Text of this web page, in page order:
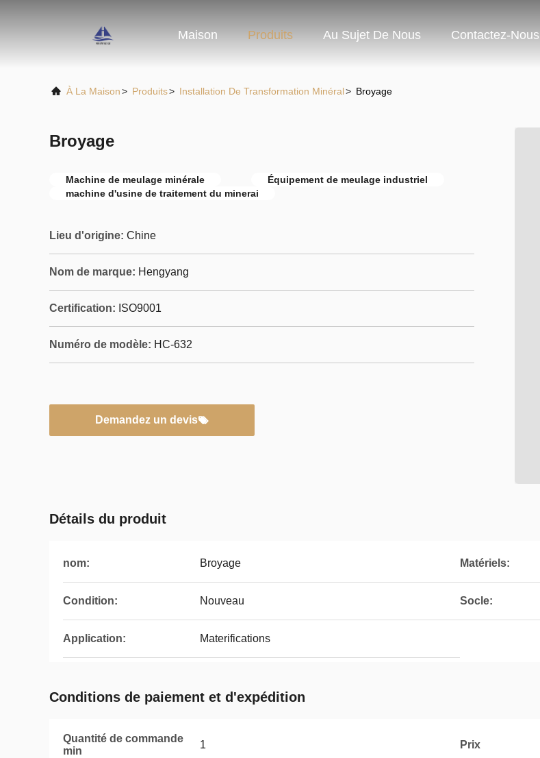
Maison Produits Au Sujet De Nous Contactez-Nous
À La Maison> Produits> Installation De Transformation Minéral> Broyage
Broyage
Machine de meulage minérale
Équipement de meulage industriel
machine d'usine de traitement du minerai
Lieu d'origine: Chine
Nom de marque: Hengyang
Certification: ISO9001
Numéro de modèle: HC-632
Demandez un devis
Détails du produit
nom: Broyage Matériels:
Condition: Nouveau Socle:
Application: Materifications
Conditions de paiement et d'expédition
Quantité de commande
min
1 Prix